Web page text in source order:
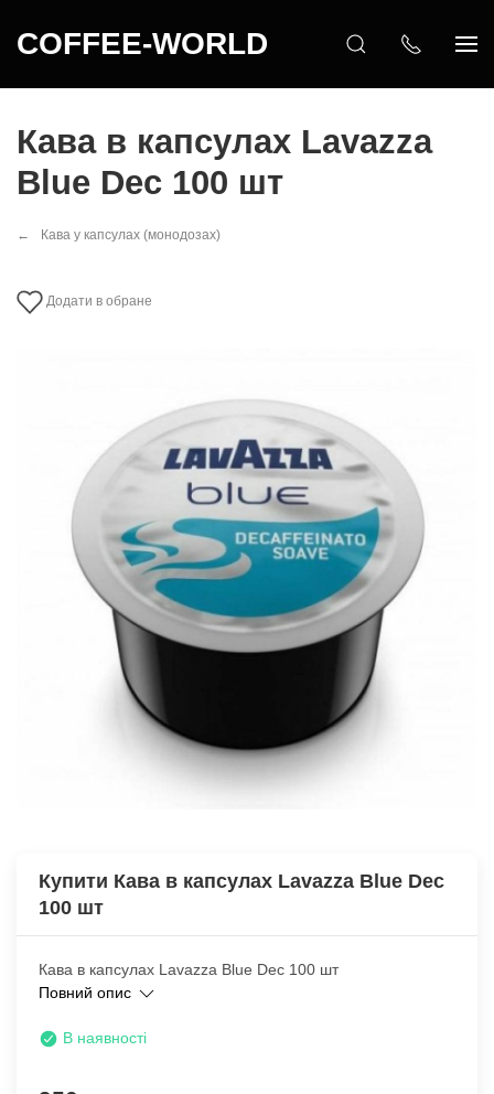
COFFEE-WORLD
Кава в капсулах Lavazza
Blue Dec 100 шт
Кава у капсулах (монодозах)
Додати в обране
Купити Кава в капсулах Lavazza Blue Dec
100 шт
Кава в капсулах Lavazza Blue Dec 100 шт
Повний опис
В наявності